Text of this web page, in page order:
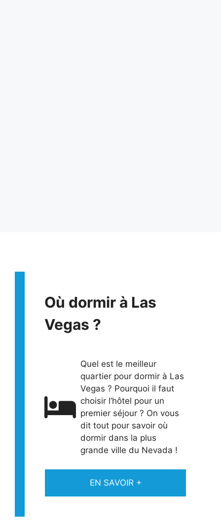
Où dormir à Las
Vegas ?
Quel est le meilleur
quartier pour dormir à Las
Vegas ? Pourquoi il faut
choisir l’hôtel pour un
premier séjour ? On vous
dit tout pour savoir où
dormir dans la plus
grande ville du Nevada !
EN SAVOIR +